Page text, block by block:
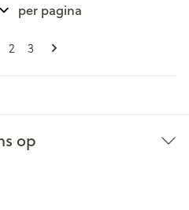
Pagina's
lees momenteel pagina
Pagina
2 Pagina
3
per pagina
op